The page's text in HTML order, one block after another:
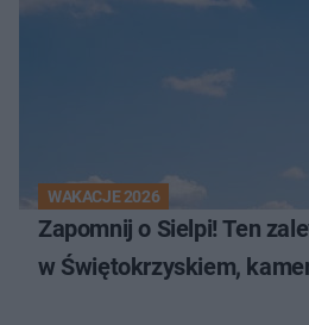
WAKACJE 2026
Zapomnij o Sielpi! Ten
w Świętokrzyskiem,